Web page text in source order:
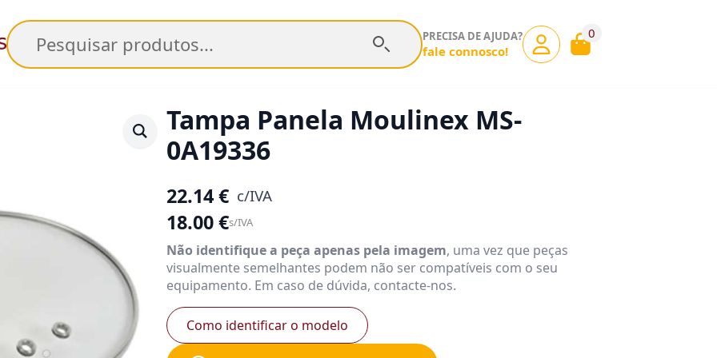
Pesquisar PRECISA DE AJUDA?
fale connosco!
0
Tampa Panela Moulinex MS-
0A19336
22.14€ c/IVA
18.00€s/IVA
Não identifique a peça apenas pela imagem, uma vez que peças
visualmente semelhantes podem não ser compatíveis com o seu
equipamento. Em caso de dúvida, contacte-nos.
Como identificar o modelo